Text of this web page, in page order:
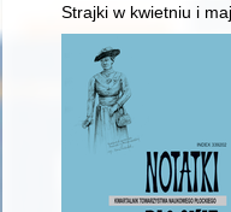
Strajki w kwietniu i